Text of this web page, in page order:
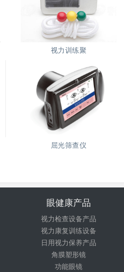
视力训练聚
屈光筛查仪
眼健康产品
视力检查设备产品
视力康复训练设备
日用视力保养产品
角膜塑形镜
功能眼镜